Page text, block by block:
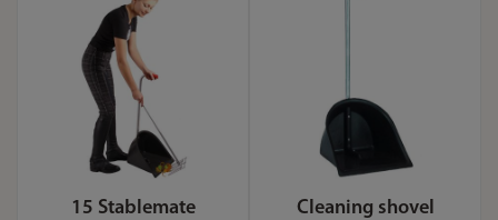
15 Stablemate
Cleaning shovel